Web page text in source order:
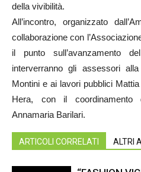
della vivibilità.
All’incontro, organizzato
collaborazione con
il punto sull’avanzamento
interverranno gli assessori
Montini e ai lavori pubblici
Hera, con il coordinamento
Annamaria Barilari.
ARTICOLI CORRELATI ALTRI